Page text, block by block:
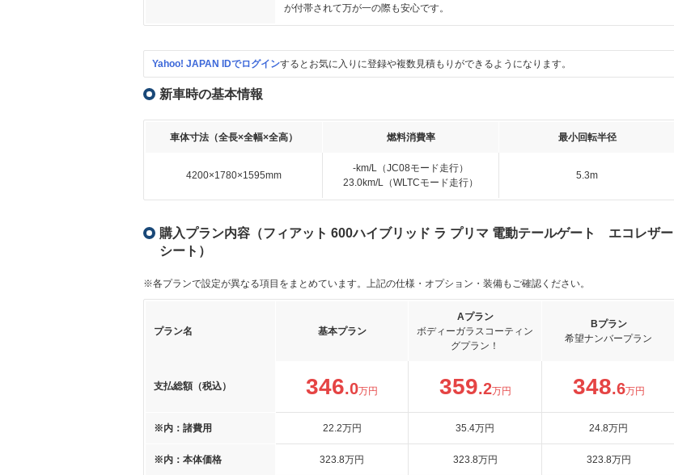
が付帯されて万が一の際も安心です。
Yahoo! JAPAN IDでログインするとお気に入りに登録や複数見積もりができるようになります。
新車時の基本情報
車体寸法（全長×全幅×全高） 燃料消費率 最小回転半径
4200×1780×1595mm
-km/L（JC08モード走行）
23.0km/L（WLTCモード走行）
5.3m
購入プラン内容（フィアット 600ハイブリッド ラ プリマ 電動テールゲート エコレザー
シート）
※各プランで設定が異なる項目をまとめています。上記の仕様・オプション・装備もご確認ください。
プラン名 基本プラン
Aプラン
ボディーガラスコーティン
グプラン！
Bプラン
希望ナンバープラン
支払総額（税込） 346.0万円 359.2万円 348.6万円
※内：諸費用 22.2万円 35.4万円 24.8万円
※内：本体価格 323.8万円 323.8万円 323.8万円